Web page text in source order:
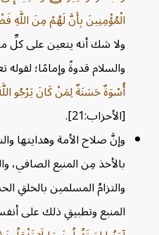
الْمُؤْمِنِينَ بِأَنَّ لَهُمْ مِنَ اللَّهِ فَضْلًا
ولا شك أنه يتعين على كلِّ
والسلام قدوةً وإمامًا؛ لقوله تعالى:
أُسْوَةٌ حَسَنَةٌ لِمَنْ كَانَ يَرْجُو اللَّهَ
[الأحزاب:21].
وإنَّ صلاح الأمة وهدايتها
بالأخذ مِن المنبع الصافي،
والتزامُ المسلمين بالخلقِ
المنبع وتطبيقِ ذلك على